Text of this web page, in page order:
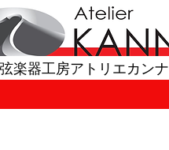
​弦楽器工房アトリエカンナ